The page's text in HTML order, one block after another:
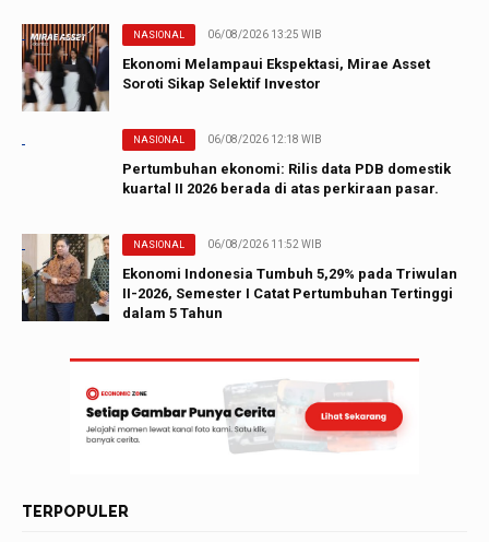
NASIONAL 06/08/2026 13:25 WIB
Ekonomi Melampaui Ekspektasi, Mirae Asset
Soroti Sikap Selektif Investor
NASIONAL 06/08/2026 12:18 WIB
Pertumbuhan ekonomi: Rilis data PDB domestik
kuartal II 2026 berada di atas perkiraan pasar.
NASIONAL 06/08/2026 11:52 WIB
Ekonomi Indonesia Tumbuh 5,29% pada Triwulan
II-2026, Semester I Catat Pertumbuhan Tertinggi
dalam 5 Tahun
TERPOPULER